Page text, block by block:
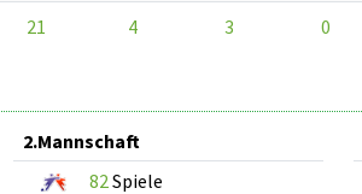
21 4 3 0
2.Mannschaft
82 Spiele